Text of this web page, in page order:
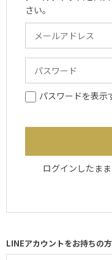
さい。
パスワードを表示
ログインしたま
LINEアカウントをお持ちの方